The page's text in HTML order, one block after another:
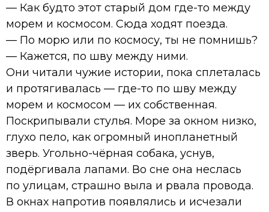
— Как будто этот старый дом где-то между
морем и космосом. Сюда ходят поезда.
— По морю или по космосу, ты не помнишь?
— Кажется, по шву между ними.
Они читали чужие истории, пока сплеталась
и протягивалась — где-то по шву между
морем и космосом — их собственная.
Поскрипывали стулья. Море за окном низко,
глухо пело, как огромный инопланетный
зверь. Угольно-чёрная собака, уснув,
подёргивала лапами. Во сне она неслась
по улицам, страшно выла и рвала провода.
В окнах напротив появлялись и исчезали